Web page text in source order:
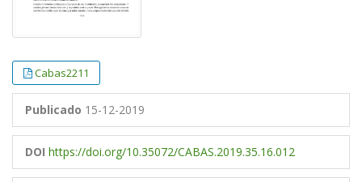
Cabas2211
Publicado 15-12-2019
DOI https://doi.org/10.35072/CABAS.2019.35.16.012